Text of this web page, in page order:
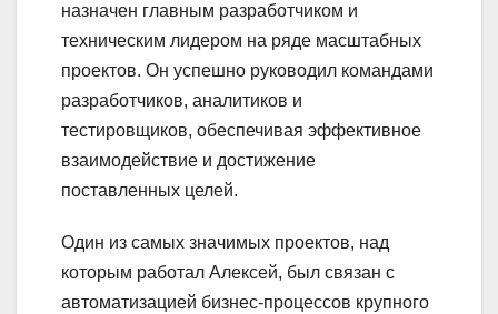
назначен главным разработчиком и
техническим лидером на ряде масштабных
проектов. Он успешно руководил командами
разработчиков, аналитиков и
тестировщиков, обеспечивая эффективное
взаимодействие и достижение
поставленных целей.
Один из самых значимых проектов, над
которым работал Алексей, был связан с
автоматизацией бизнес-процессов крупного